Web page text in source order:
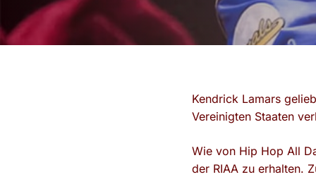
Kendrick Lamars
Vereinigten Staaten
Wie von Hip Hop All
der RIAA zu erhalten.